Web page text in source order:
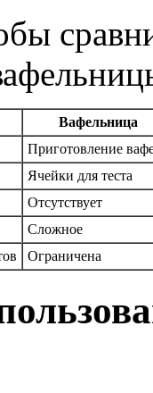
Вафельница
Приготовление
Ячейки для теста
Отсутствует
Сложное
Ограничена